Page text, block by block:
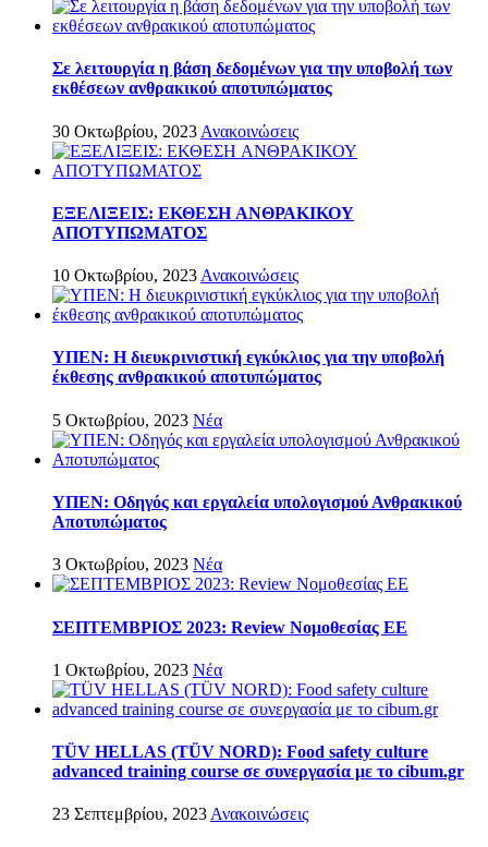
Σε λειτουργία η βάση δεδομένων για την υποβολή των
εκθέσεων ανθρακικού αποτυπώματος
30 Οκτωβρίου, 2023 Ανακοινώσεις
ΕΞΕΛΙΞΕΙΣ: ΕΚΘΕΣH ΑΝΘΡΑΚΙΚΟΥ
ΑΠΟΤΥΠΩΜΑΤΟΣ
10 Οκτωβρίου, 2023 Ανακοινώσεις
ΥΠΕΝ: H διευκρινιστική εγκύκλιος για την υποβολή
έκθεσης ανθρακικού αποτυπώματος
5 Οκτωβρίου, 2023 Νέα
ΥΠΕΝ: Oδηγός και εργαλεία υπολογισμού Ανθρακικού
Αποτυπώματος
3 Οκτωβρίου, 2023 Νέα
ΣΕΠΤΕΜΒΡΙΟΣ 2023: Review Νομοθεσίας EE
1 Οκτωβρίου, 2023 Νέα
TÜV HELLAS (TÜV NORD): Food safety culture
advanced training course σε συνεργασία με τo cibum.gr
23 Σεπτεμβρίου, 2023 Ανακοινώσεις